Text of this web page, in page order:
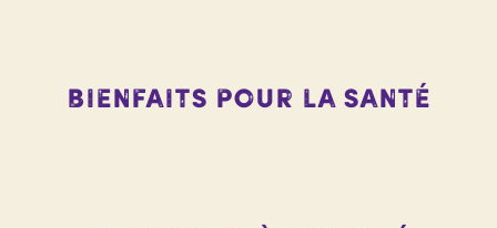
Bienfaits pour la santé